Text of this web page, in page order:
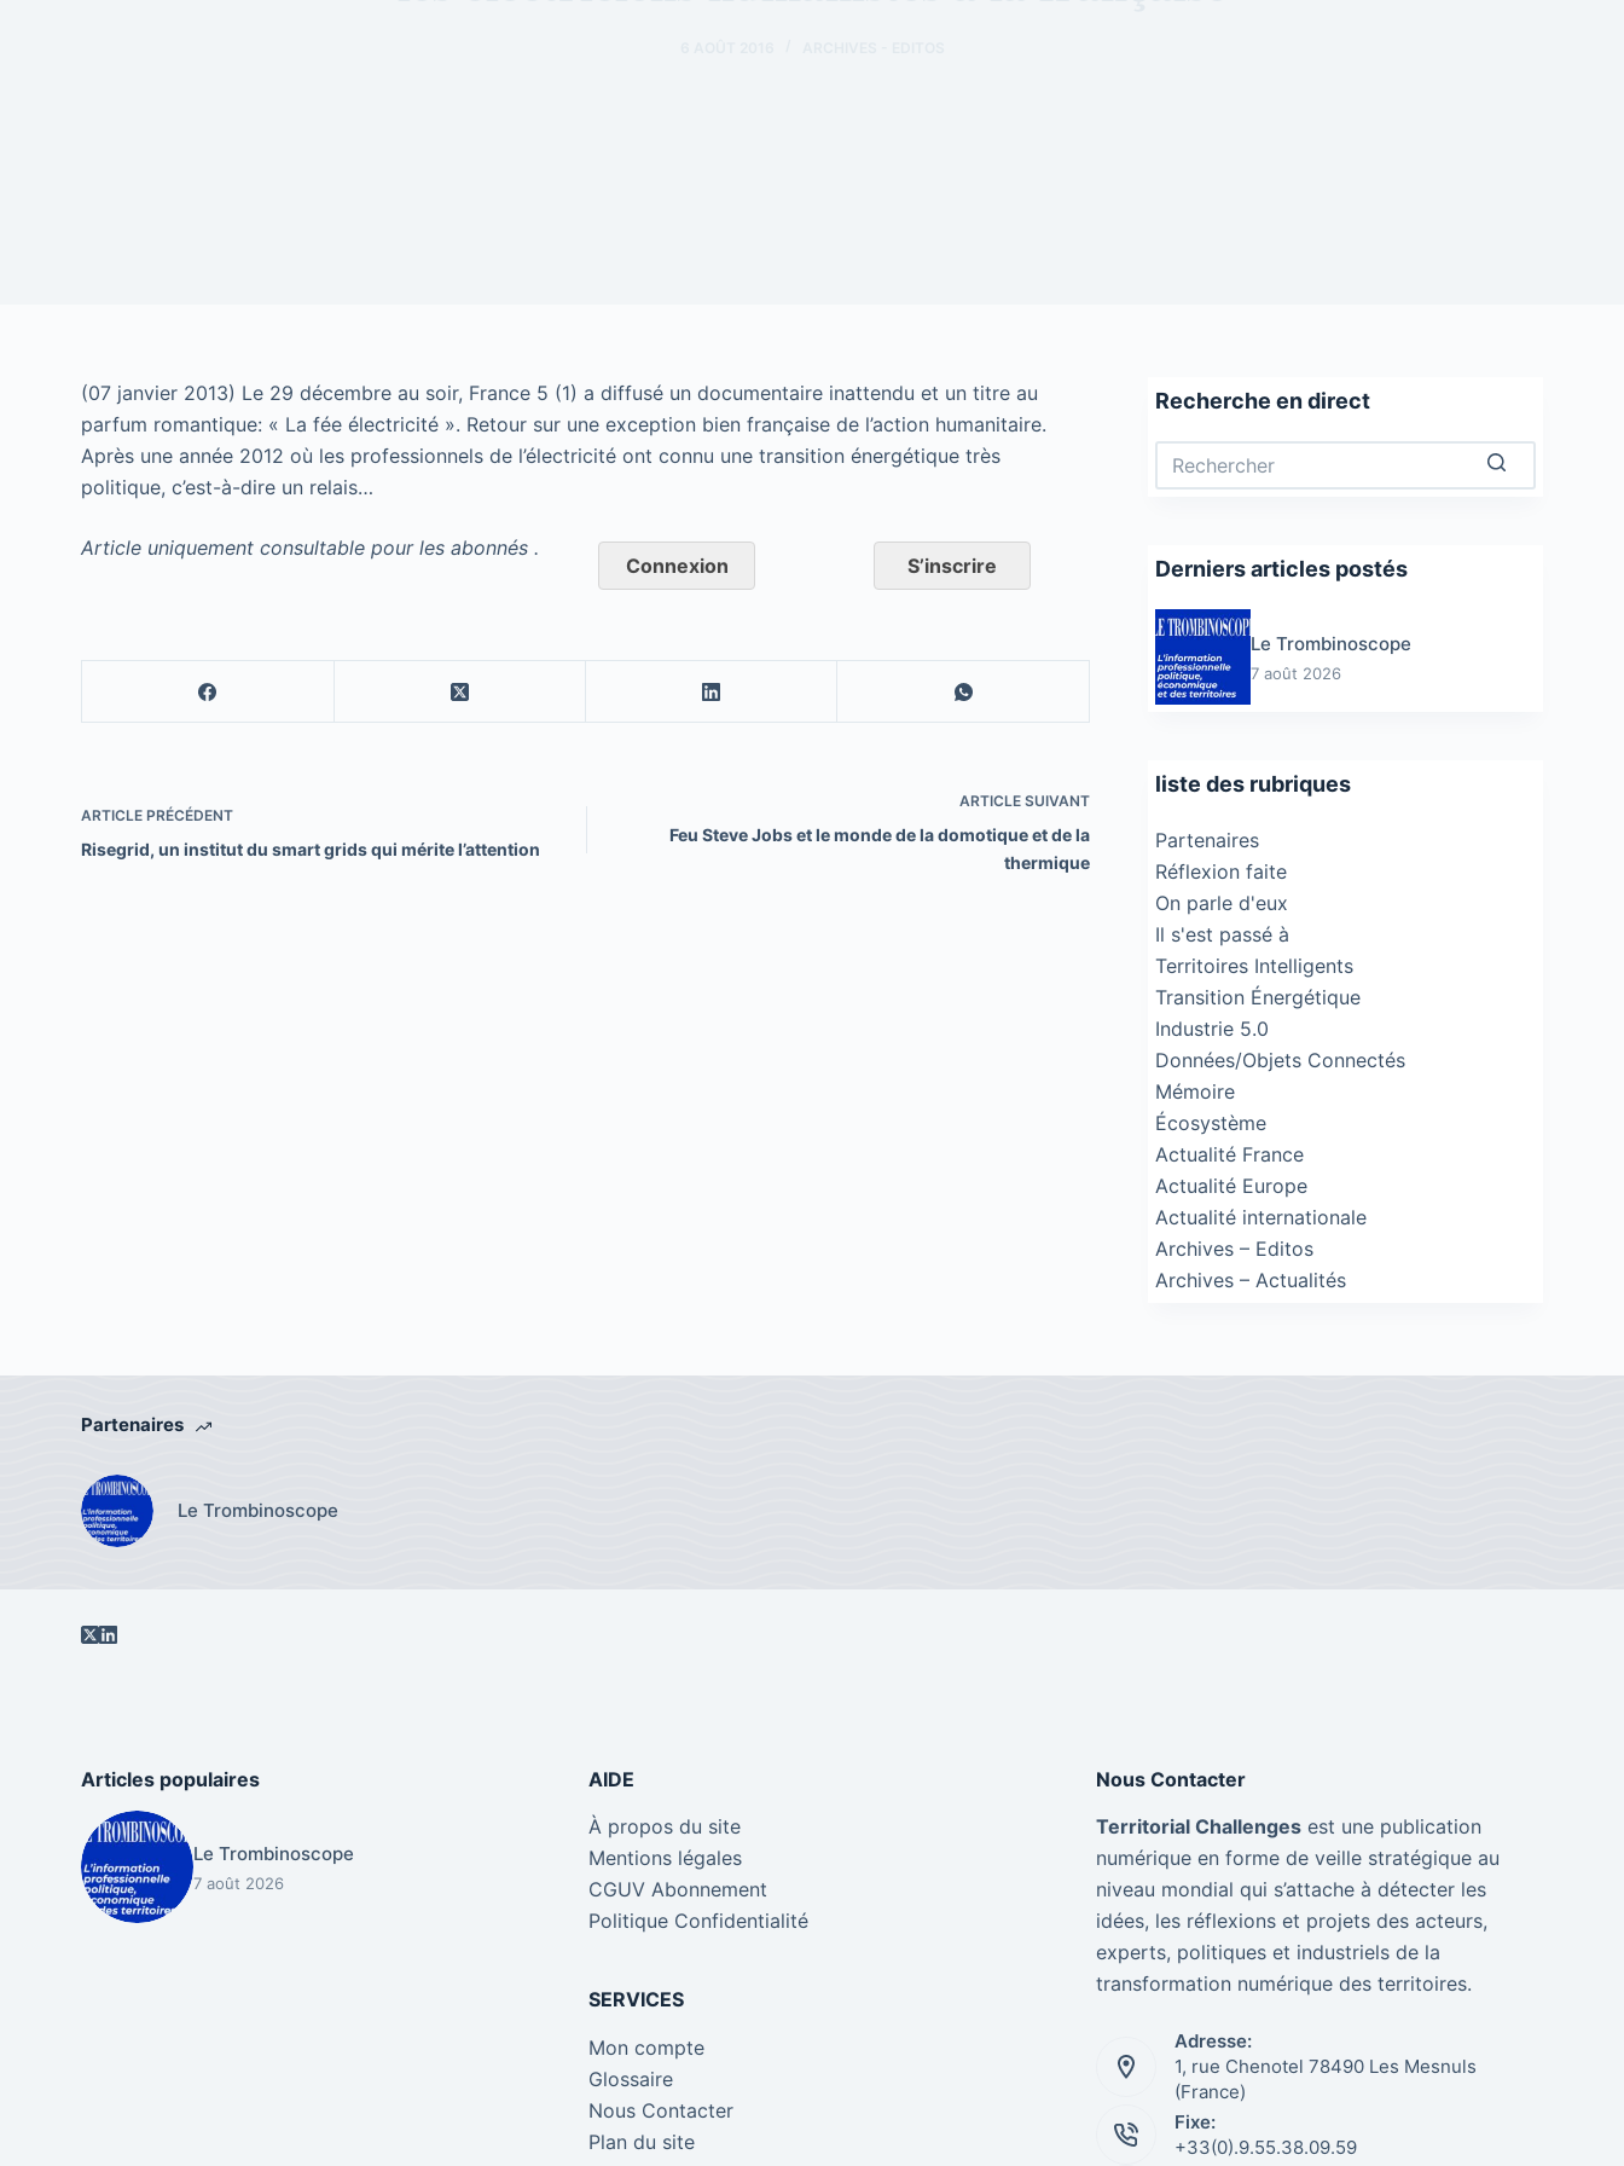
(07 janvier 2013) Le 29 décembre au soir, France 5 (1) a diffusé un documentaire inattendu et un titre au
parfum romantique: « La fée électricité ». Retour sur une exception bien française de l’action humanitaire.
Après une année 2012 où les professionnels de l’électricité ont connu une transition énergétique très
politique, c’est-à-dire un relais…
Article uniquement consultable pour les abonnés .
Connexion S’inscrire
ARTICLE PRÉCÉDENT
Risegrid, un institut du smart grids qui mérite l’attention
ARTICLESUIVANT
Feu Steve Jobs et le monde de la domotique et de la
thermique
Recherche en direct
Derniers articles postés
Le Trombinoscope
7 août 2026
liste des rubriques
Partenaires
Réflexion faite
On parle d'eux
Il s'est passé à
Territoires Intelligents
Transition Énergétique
Industrie 5.0
Données/Objets Connectés
Mémoire
Écosystème
Actualité France
Actualité Europe
Actualité internationale
Archives – Editos
Archives – Actualités
Partenaires
Le Trombinoscope
Articles populaires
Le Trombinoscope
7 août 2026
AIDE
À propos du site
Mentions légales
CGUV Abonnement
Politique Confidentialité
SERVICES
Mon compte
Glossaire
Nous Contacter
Plan du site
Nous Contacter
Territorial Challengesest une publication
numérique en forme de veille stratégique au
niveau mondial qui s’attache à détecter les
idées, les réflexions et projets des acteurs,
experts, politiques et industriels de la
transformation numérique des territoires.
Adresse:
1, rue Chenotel 78490 Les Mesnuls
(France)
Fixe:
+33(0).9.55.38.09.59